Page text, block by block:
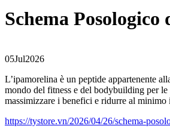
Schema
05Jul2026
L’ipamorelina è un peptide appartenente
mondo del fitness e del bodybuilding per
massimizzare i benefici e ridurre al minimo
https://tystore.vn/2026/04/26/schema-